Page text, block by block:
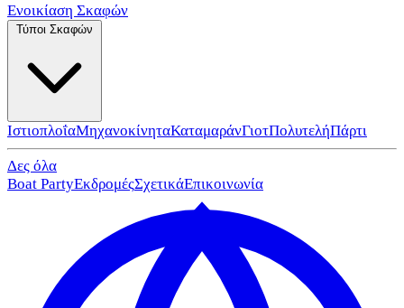
Ενοικίαση Σκαφών
Τύποι Σκαφών
ΙστιοπλοΐαΜηχανοκίνηταΚαταμαράνΓιοτΠολυτελήΠάρτι
Δες όλα
Boat PartyΕκδρομέςΣχετικάΕπικοινωνία